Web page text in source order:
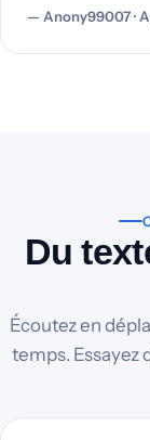
Anony99007 ·
Du
Écoutez en
temps. Essayez